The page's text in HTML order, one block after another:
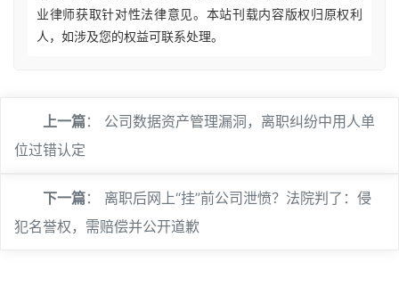
业律师获取针对性法律意见。本站刊载内容版权归原权利
人，如涉及您的权益可联系处理。
上一篇： 公司数据资产管理漏洞，离职纠纷中用人单
位过错认定
下一篇： 离职后网上“挂”前公司泄愤？法院判了：侵
犯名誉权，需赔偿并公开道歉